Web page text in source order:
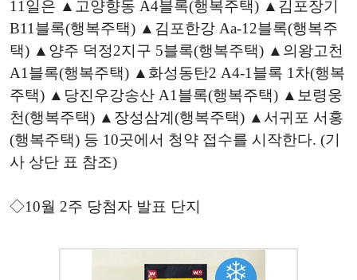
11일은 ▲고양향동 A4블록(행복주택) ▲김포장기
B11블록(행복주택) ▲김포한강 Aa-12블록(행복주
택) ▲양주 덕정2지구 5블록(행복주택) ▲의왕고천
A1블록(행복주택) ▲화성동탄2 A4-1블록 1차(행복
주택) ▲당진우강송산 A1블록(행복주택) ▲보령웅
천(행복주택) ▲장성삼계(행복주택) ▲서귀포 서홍
(행복주택) 등 10곳에서 청약 접수를 시작한다. (기
사 상단 표 참조)
◇10월 2주 당첨자 발표 단지